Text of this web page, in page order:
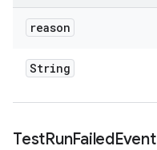
reason
String
TestRunFailedEvent